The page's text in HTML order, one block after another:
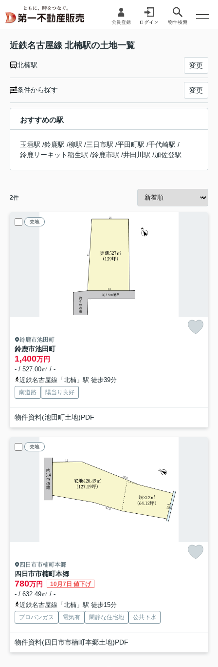
近鉄名古屋線 北楠駅の土地一覧
北楠駅 変更
条件から探す 変更
おすすめの駅
玉垣駅 /鈴鹿駅 /柳駅 /三日市駅 /平田町駅 /千代崎駅 /
鈴鹿サーキット稲生駅 /鈴鹿市駅 /井田川駅 /加佐登駅
2件
売地
鈴鹿市池田町
鈴鹿市池田町
1,400万円
- / 527.00㎡ / -
近鉄名古屋線「北楠」駅 徒歩39分
南道路 陽当り良好
物件資料(池田町土地)PDF
売地
四日市市楠町本郷
四日市市楠町本郷
780万円 10月7日 値下げ
- / 632.49㎡ / -
近鉄名古屋線「北楠」駅 徒歩15分
プロパンガス 電気有 閑静な住宅地 公共下水
物件資料(四日市市楠町本郷土地)PDF